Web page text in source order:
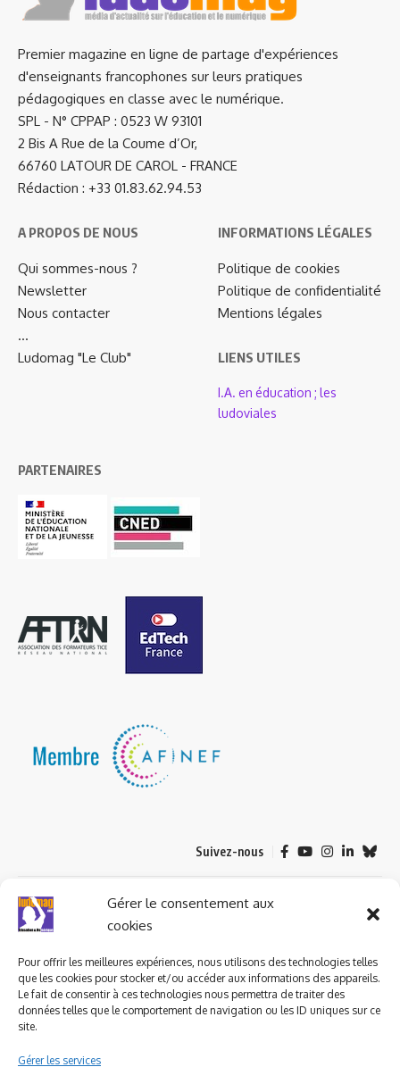
Gérer le consentement aux
cookies
Pour offrir les meilleures expériences, nous utilisons des technologies telles
que les cookies pour stocker et/ou accéder aux informations des appareils.
Le fait de consentir à ces technologies nous permettra de traiter des
données telles que le comportement de navigation ou les ID uniques sur ce
site.
Gérer les services
Premier magazine en ligne de partage d'expériences
d'enseignants francophones sur leurs pratiques
pédagogiques en classe avec le numérique.
SPL - N° CPPAP : 0523 W 93101
2 Bis A Rue de la Coume d’Or,
66760 LATOUR DE CAROL - FRANCE
Rédaction : +33 01.83.62.94.53
A PROPOS DE NOUS
Qui sommes-nous ?
Newsletter
Nous contacter
…
Ludomag "Le Club"
INFORMATIONS LÉGALES
Politique de cookies
Politique de confidentialité
Mentions légales
LIENS UTILES
I.A. en éducation ; les
ludoviales
PARTENAIRES
Suivez-nous
© 2023 ludomag.com édité et géré par WOOMEET SAS, powered by